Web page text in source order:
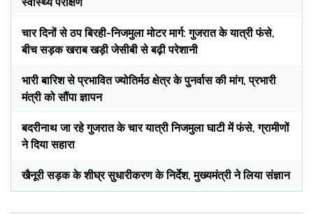
चार दिनों से ठप बिरही-निजमुला मोटर मार्ग: गुजरात के यात्री फंसे,
बीच सड़क खराब खड़ी जेसीबी से बढ़ी परेशानी
भारी बारिश से प्रभावित ज्योतिर्मठ क्षेत्र के पुनर्वास की मांग, प्रभारी
मंत्री को सौंपा ज्ञापन
बदरीनाथ जा रहे गुजरात के चार यात्री निजमुला घाटी में फंसे, ग्रामीणों
ने दिया सहारा
खैनूरी सड़क के शीघ्र सुधारीकरण के निर्देश, मुख्यमंत्री ने लिया संज्ञान